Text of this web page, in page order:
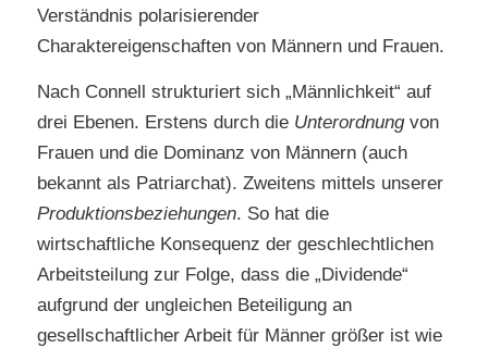
Verständnis polarisierender
Charaktereigenschaften von Männern und Frauen.
Nach Connell strukturiert sich „Männlichkeit“ auf
drei Ebenen. Erstens durch die Unterordnungvon
Frauen und die Dominanz von Männern (auch
bekannt als Patriarchat). Zweitens mittels unserer
Produktionsbeziehungen. So hat die
wirtschaftliche Konsequenz der geschlechtlichen
Arbeitsteilung zur Folge, dass die „Dividende“
aufgrund der ungleichen Beteiligung an
gesellschaftlicher Arbeit für Männer größer ist wie